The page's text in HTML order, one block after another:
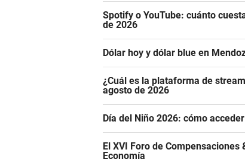
Spotify o YouTube: cuánto
de 2026
Dólar hoy y dólar blue en
¿Cuál es la plataforma de
agosto de 2026
Día del Niño 2026: cómo
El XVI Foro de
Economía